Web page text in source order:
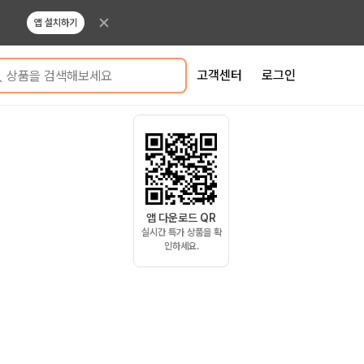
앱 설치하기
상품을 검색해보세요 고객센터 로그인
앱 다운로드 QR
실시간 특가 상품을 확
인하세요.